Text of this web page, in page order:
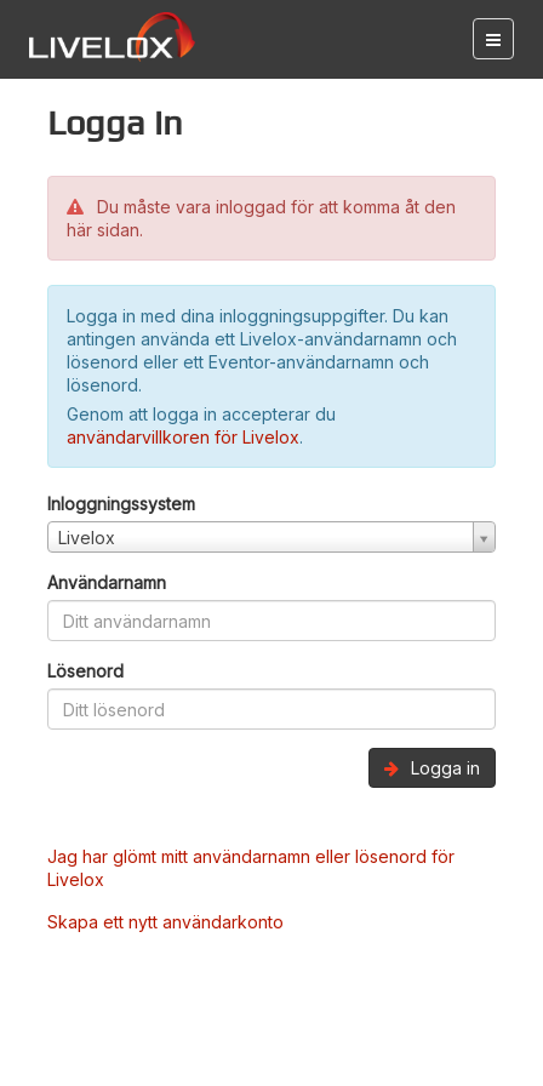
Logga in
Du måste vara inloggad för att komma åt den
här sidan.
Logga in med dina inloggningsuppgifter. Du kan
antingen använda ett Livelox-användarnamn och
lösenord eller ett Eventor-användarnamn och
lösenord.
Genom att logga in accepterar du
användarvillkoren för Livelox.
Inloggningssystem
Livelox
Användarnamn
Lösenord
Logga in
Jag har glömt mitt användarnamn eller lösenord för
Livelox
Skapa ett nytt användarkonto